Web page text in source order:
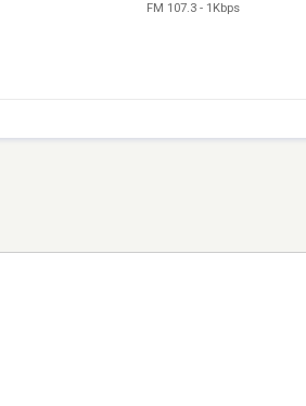
FM 107.3 - 1Kbps